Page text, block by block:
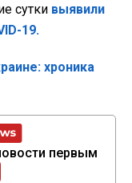
сутки выявили
19.
хроника
первым